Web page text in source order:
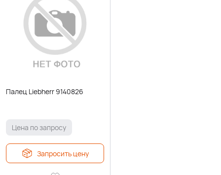
Палец Liebherr 9140826
Цена по запросу
Запросить цену